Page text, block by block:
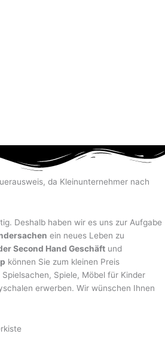
da Kleinunternehmer nach
Deshalb haben wir es uns zur Aufgabe
ein neues Leben zu
Second Hand Geschäft und
können Sie zum kleinen Preis
Spiele, Möbel für Kinder
erwerben. Wir wünschen Ihnen